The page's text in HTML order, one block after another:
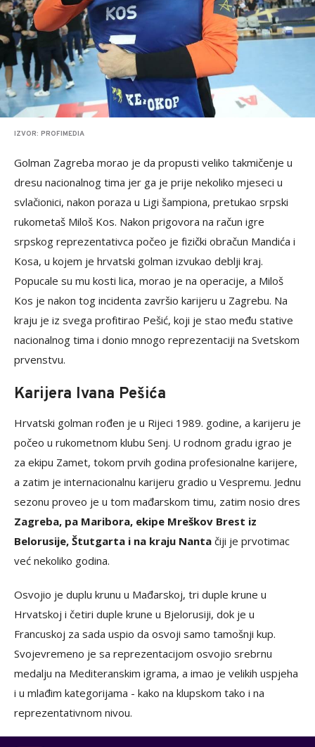
IZVOR: PROFIMEDIA
Golman Zagreba morao je da propusti veliko takmičenje u
dresu nacionalnog tima jer ga je prije nekoliko mjeseci u
svlačionici, nakon poraza u Ligi šampiona, pretukao srpski
rukometaš Miloš Kos. Nakon prigovora na račun igre
srpskog reprezentativca počeo je fizički obračun Mandića i
Kosa, u kojem je hrvatski golman izvukao deblji kraj.
Popucale su mu kosti lica, morao je na operacije, a Miloš
Kos je nakon tog incidenta završio karijeru u Zagrebu. Na
kraju je iz svega profitirao Pešić, koji je stao među stative
nacionalnog tima i donio mnogo reprezentaciji na Svetskom
prvenstvu.
Karijera Ivana Pešića
Hrvatski golman rođen je u Rijeci 1989. godine, a karijeru je
počeo u rukometnom klubu Senj. U rodnom gradu igrao je
za ekipu Zamet, tokom prvih godina profesionalne karijere,
a zatim je internacionalnu karijeru gradio u Vespremu. Jednu
sezonu proveo je u tom mađarskom timu, zatim nosio dres
Zagreba, pa Maribora, ekipe Mreškov Brest iz
Belorusije, Štutgarta i na kraju Nanta čiji je prvotimac
već nekoliko godina.
Osvojio je duplu krunu u Mađarskoj, tri duple krune u
Hrvatskoj i četiri duple krune u Bjelorusiji, dok je u
Francuskoj za sada uspio da osvoji samo tamošnji kup.
Svojevremeno je sa reprezentacijom osvojio srebrnu
medalju na Mediteranskim igrama, a imao je velikih uspjeha
i u mlađim kategorijama - kako na klupskom tako i na
reprezentativnom nivou.